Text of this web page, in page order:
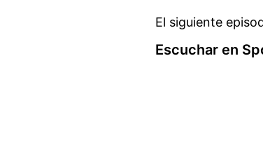
El siguiente
Escuchar en